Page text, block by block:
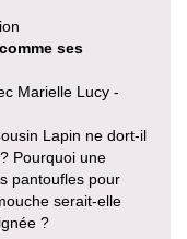
ses
Marielle Lucy -
Lapin ne dort-il
Pourquoi une
pantoufles pour
serait-elle
?